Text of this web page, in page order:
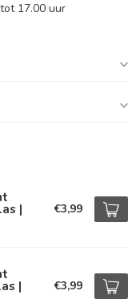
17.00 uur
| €3,99
| €3,99